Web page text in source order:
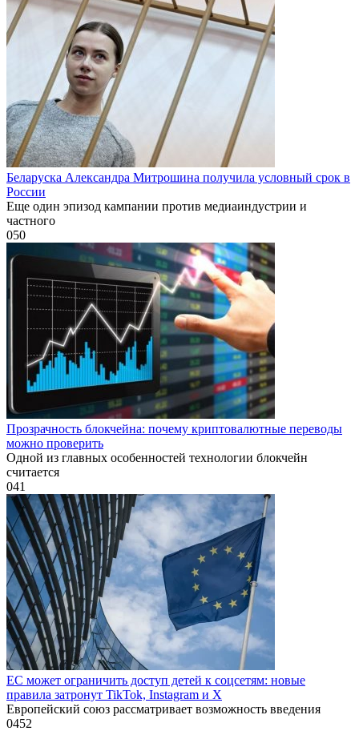
Беларуска Александра Митрошина получила условный срок в
России
Еще один эпизод кампании против медиаиндустрии и
частного
050
Прозрачность блокчейна: почему криптовалютные переводы
можно проверить
Одной из главных особенностей технологии блокчейн
считается
041
ЕС может ограничить доступ детей к соцсетям: новые
правила затронут TikTok, Instagram и X
Европейский союз рассматривает возможность введения
0452